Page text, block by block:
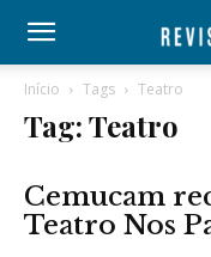
Início Tags Teatro
Tag: Teatro
Cemucam
Teatro Nos